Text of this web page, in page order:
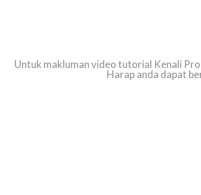
Untuk makluman video tutorial Kenali
Harap anda dapat